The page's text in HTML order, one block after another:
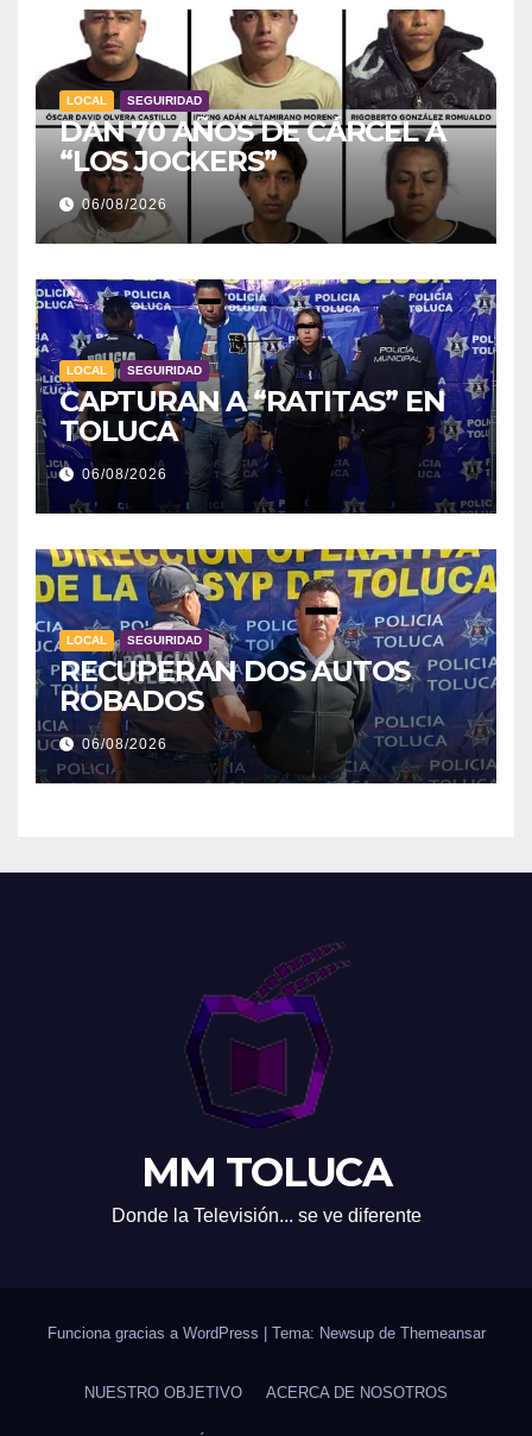
LOCAL SEGUIRIDAD
DAN 70 AÑOS DE CÁRCEL A
“LOS JOCKERS”
06/08/2026
LOCAL SEGUIRIDAD
CAPTURAN A “RATITAS” EN
TOLUCA
06/08/2026
LOCAL SEGUIRIDAD
RECUPERAN DOS AUTOS
ROBADOS
06/08/2026
MM TOLUCA
Donde la Televisión... se ve diferente
Funciona gracias a WordPress Tema: Newsup de Themeansar
NUESTRO OBJETIVO ACERCA DE NOSOTROS